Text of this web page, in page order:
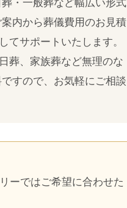
・一般葬など幅広い形式
内から葬儀費用のお見積
てサポートいたします。
葬、家族葬など無理のな
すので、お気軽にご相談
ーではご希望に合わせた